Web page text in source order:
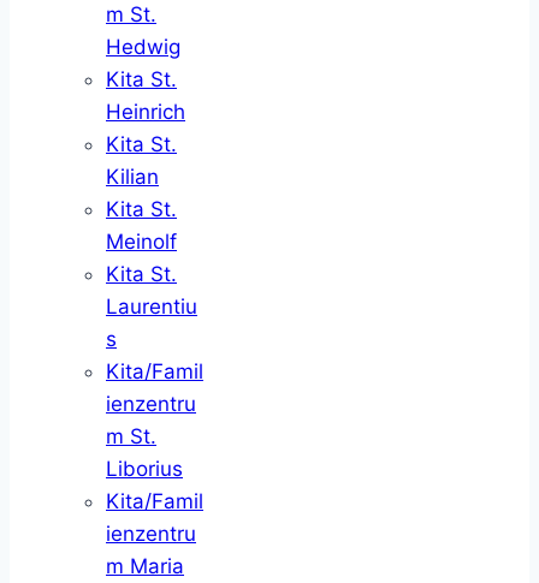
m St.
Hedwig
Kita St.
Heinrich
Kita St.
Kilian
Kita St.
Meinolf
Kita St.
Laurentiu
s
Kita/Famil
ienzentru
m St.
Liborius
Kita/Famil
ienzentru
m Maria